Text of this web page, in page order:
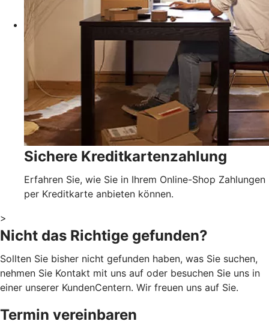
Sichere Kreditkartenzahlung
Erfahren Sie, wie Sie in Ihrem Online-Shop Zahlungen
per Kreditkarte anbieten können.
>
Nicht das Richtige gefunden?
Sollten Sie bisher nicht gefunden haben, was Sie suchen,
nehmen Sie Kontakt mit uns auf oder besuchen Sie uns in
einer unserer KundenCentern. Wir freuen uns auf Sie.
Termin vereinbaren